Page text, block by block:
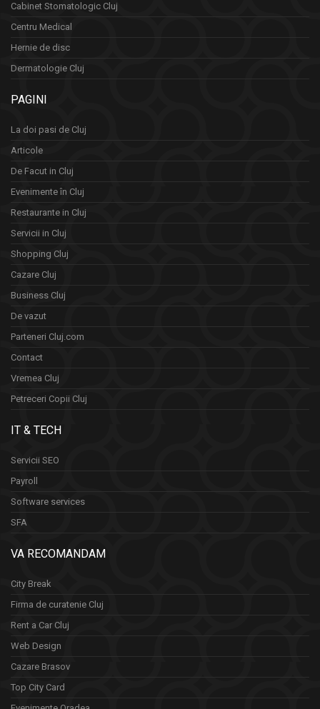
Cabinet Stomatologic Cluj
Centru Medical
Hernie de disc
Dermatologie Cluj
PAGINI
La doi pasi de Cluj
Articole
De Facut in Cluj
Evenimente în Cluj
Restaurante in Cluj
Servicii in Cluj
Shopping Cluj
Cazare Cluj
Business Cluj
De vazut
Parteneri Cluj.com
Contact
Vremea Cluj
Petreceri Copii Cluj
IT & TECH
Servicii SEO
Payroll
Software services
SFA
VA RECOMANDAM
City Break
Firma de curatenie Cluj
Rent a Car Cluj
Web Design
Cazare Brasov
Top City Card